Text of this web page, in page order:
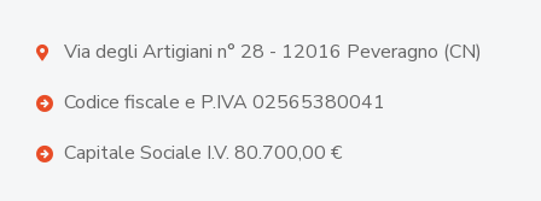
Via degli Artigiani n° 28 - 12016 Peveragno (CN)
Codice fiscale e P.IVA 02565380041
Capitale Sociale I.V. 80.700,00 €